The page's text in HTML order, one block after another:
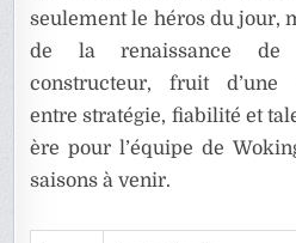
seulement le héros du jour,
de la renaissance de
constructeur, fruit d’une
entre stratégie, fiabilité et
ère pour l’équipe de
saisons à venir.